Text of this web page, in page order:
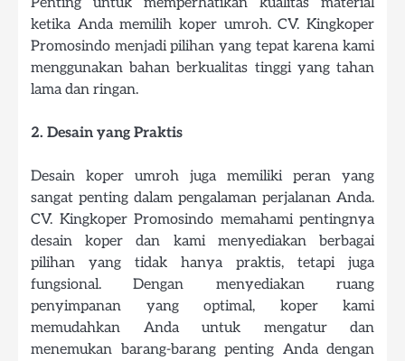
ketika Anda memilih koper umroh. CV. Kingkoper
Promosindo menjadi pilihan yang tepat karena kami
menggunakan bahan berkualitas tinggi yang tahan
lama dan ringan.
2. Desain yang Praktis
Desain koper umroh juga memiliki peran yang
sangat penting dalam pengalaman perjalanan Anda.
CV. Kingkoper Promosindo memahami pentingnya
desain koper dan kami menyediakan berbagai
pilihan yang tidak hanya praktis, tetapi juga
fungsional. Dengan menyediakan ruang
penyimpanan yang optimal, koper kami
memudahkan Anda untuk mengatur dan
menemukan barang-barang penting Anda dengan